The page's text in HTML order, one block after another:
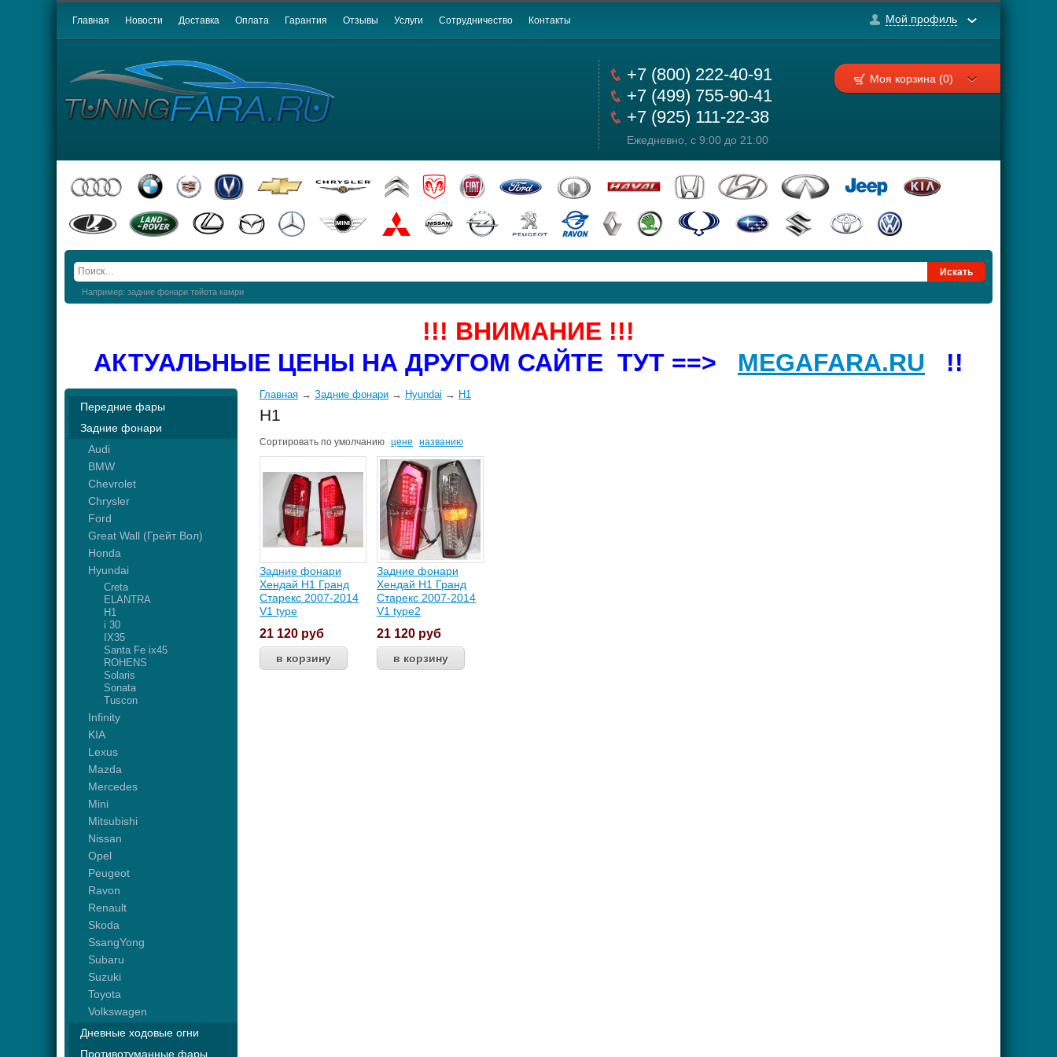
Главная Новости Доставка Оплата Гарантия Отзывы Услуги Сотрудничество Контакты Мой профиль
+7 (800) 222-40-91
+7 (499) 755-90-41
+7 (925) 111-22-38
Ежедневно, с 9:00 до 21:00
Моя корзина (0)
Например: задние фонари тойота камри
!!! ВНИМАНИЕ !!!
АКТУАЛЬНЫЕ ЦЕНЫ НА ДРУГОМ САЙТЕ ТУТ ==> MEGAFARA.RU !!
Передние фары
Задние фонари
Audi
BMW
Chevrolet
Chrysler
Ford
Great Wall (Грейт Вол)
Honda
Hyundai
Creta
ELANTRA
H1
i 30
IX35
Santa Fe ix45
ROHENS
Solaris
Sonata
Tuscon
Infinity
KIA
Lexus
Mazda
Mercedes
Mini
Mitsubishi
Nissan
Opel
Peugeot
Ravon
Renault
Skoda
SsangYong
Subaru
Suzuki
Toyota
Volkswagen
Дневные ходовые огни
Противотуманные фары
Главная → Задние фонари → Hyundai → H1
H1
Сортировать по умолчанию цене названию
Задние фонари
Хендай Н1 Гранд
Старекс 2007-2014
V1 type
21 120 руб
Задние фонари
Хендай Н1 Гранд
Старекс 2007-2014
V1 type2
21 120 руб